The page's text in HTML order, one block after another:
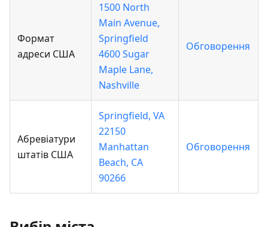
Формат
адреси США
1500 North
Main Avenue,
Springfield
4600 Sugar
Maple Lane,
Nashville
Обговорення
Абревіатури
штатів США
Springfield, VA
22150
Manhattan
Beach, CA
90266
Обговорення